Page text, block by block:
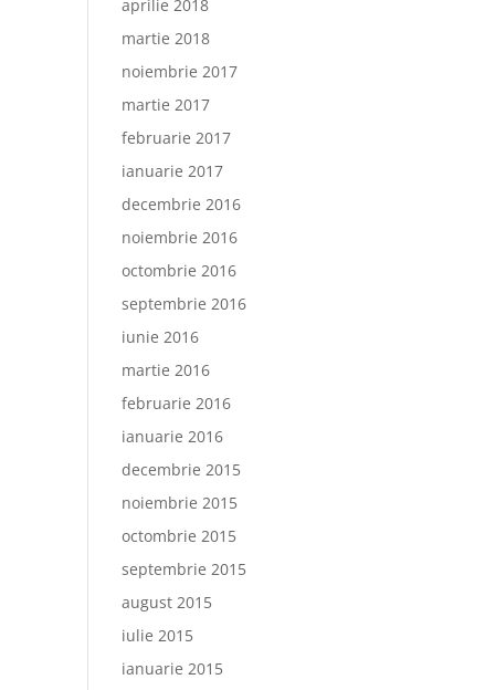
aprilie 2018
martie 2018
noiembrie 2017
martie 2017
februarie 2017
ianuarie 2017
decembrie 2016
noiembrie 2016
octombrie 2016
septembrie 2016
iunie 2016
martie 2016
februarie 2016
ianuarie 2016
decembrie 2015
noiembrie 2015
octombrie 2015
septembrie 2015
august 2015
iulie 2015
ianuarie 2015